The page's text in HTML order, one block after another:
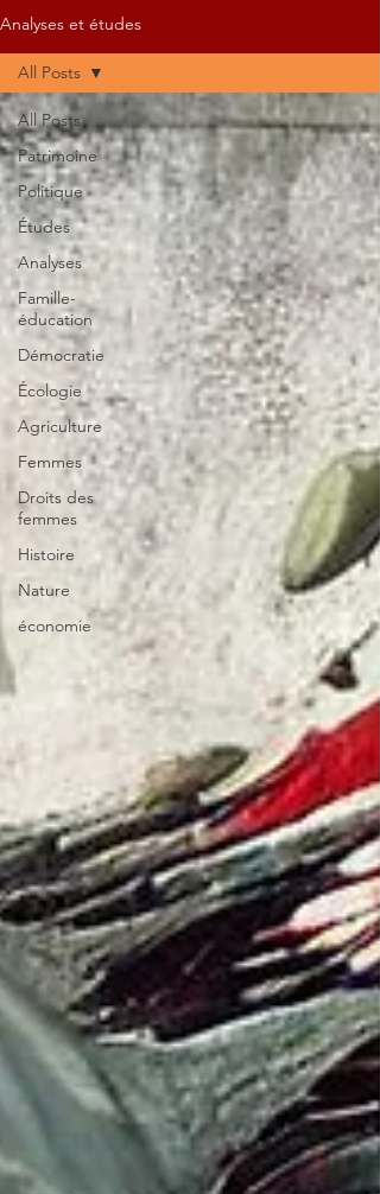
Analyses et études
All Posts
Patrimoine
Politique
Études
Analyses
Famille-
éducation
Démocratie
Écologie
Agriculture
Femmes
Droits des
femmes
Histoire
Nature
économie
All Posts